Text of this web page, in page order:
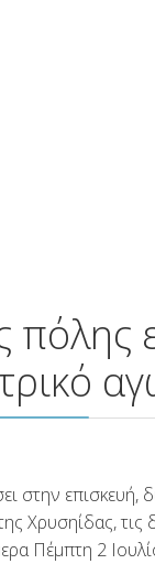
στην επισκευή,
Χρυσηίδας,
Πέμπτη 2